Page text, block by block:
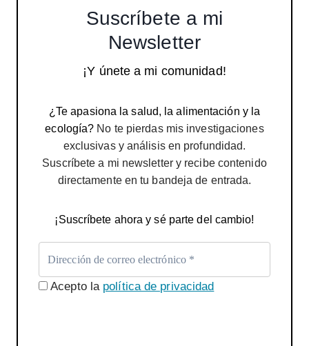
Suscríbete a mi
Newsletter
¡Y únete a mi comunidad!
¿Te apasiona la salud, la alimentación y la
ecología? No te pierdas mis investigaciones
exclusivas y análisis en profundidad.
Suscríbete a mi newsletter y recibe contenido
directamente en tu bandeja de entrada.
¡Suscríbete ahora y sé parte del cambio!
Acepto la política de privacidad